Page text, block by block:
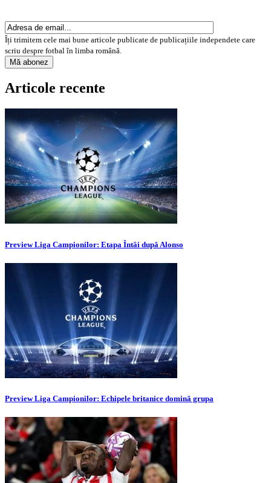
Îți trimitem cele mai bune articole publicate de publicațiile independete care
scriu despre fotbal în limba română.
Articole recente
Preview Liga Campionilor: Etapa Întâi după Alonso
Preview Liga Campionilor: Echipele britanice domină grupa